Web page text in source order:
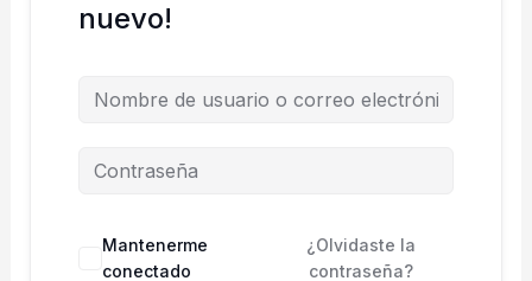
nuevo!
Mantenerme
conectado
¿Olvidaste la
contraseña?